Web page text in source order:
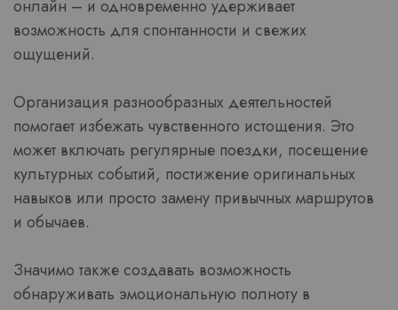
онлайн – и одновременно удерживает
возможность для спонтанности и свежих
ощущений.
Организация разнообразных деятельностей
помогает избежать чувственного истощения. Это
может включать регулярные поездки, посещение
культурных событий, постижение оригинальных
навыков или просто замену привычных маршрутов
и обычаев.
Значимо также создавать возможность
обнаруживать эмоциональную полноту в